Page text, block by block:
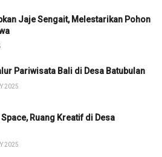
Jaje Sengait, Melestarikan Pohon
Pariwisata Bali di Desa Batubulan
2025
Ruang Kreatif di Desa
2025